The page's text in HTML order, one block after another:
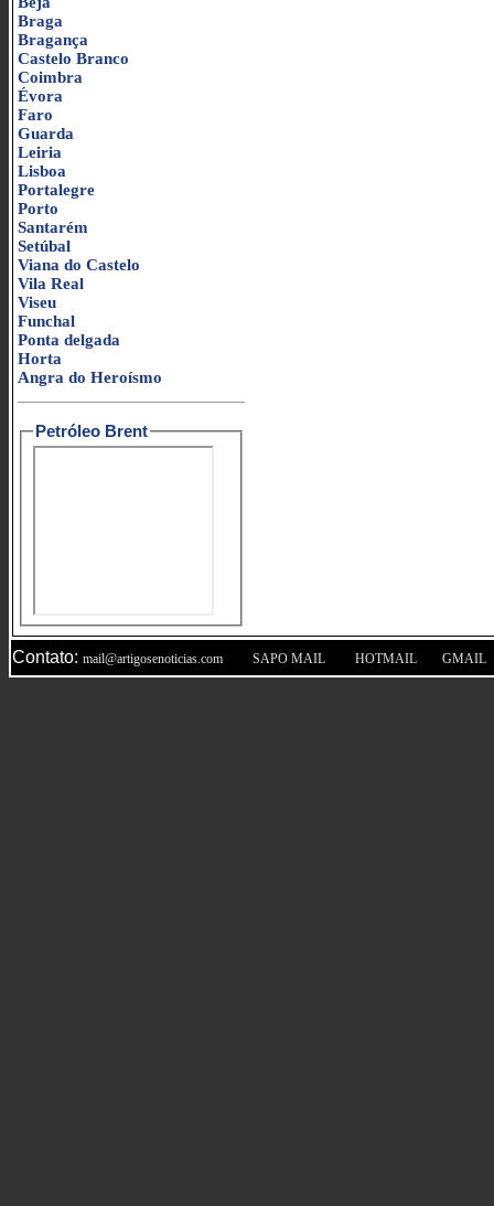
Braga
Bragança
Castelo Branco
Coimbra
Évora
Faro
Guarda
Leiria
Lisboa
Portalegre
Porto
Santarém
Setúbal
Viana do Castelo
Vila Real
Viseu
Funchal
Ponta delgada
Horta
Angra do Heroísmo
Petróleo Brent
Contato: mail@artigosenoticias.com SAPO MAIL HOTMAIL GMAIL